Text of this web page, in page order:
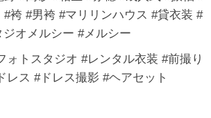
袴 #男袴 #マリリンハウス #貸衣装 #
ジオメルシー #メルシー
ォトスタジオ #レンタル衣装 #前撮り
レス #ドレス撮影 #ヘアセット